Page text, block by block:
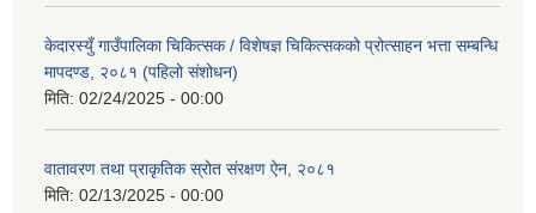
केदारस्युँ गाउँपालिका चिकित्सक / विशेषज्ञ चिकित्सकको प्रोत्साहन भत्ता सम्बन्धि
मापदण्ड, २०८१ (पहिलो संशोधन)
मिति: 02/24/2025 - 00:00
वातावरण तथा प्राकृतिक स्रोत संरक्षण ऐन, २०८१
मिति: 02/13/2025 - 00:00